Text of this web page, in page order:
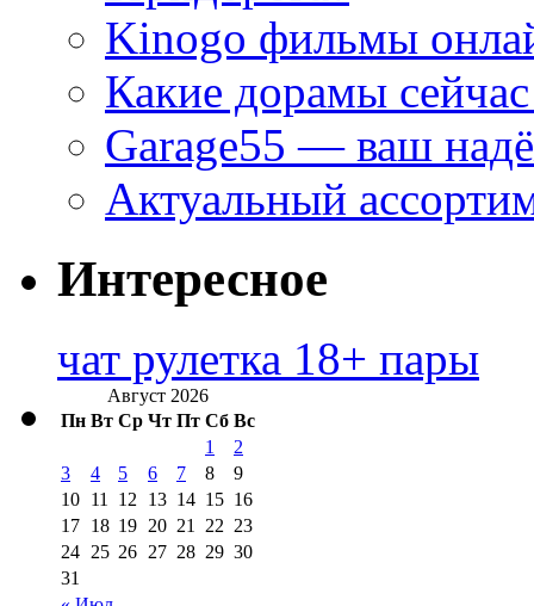
Kinogo фильмы
Какие дорамы
Garage55 — ваш
Актуальный
Интересное
чат рулетка 18+ пары
Август 2026
Пн Вт Ср Чт Пт Сб Вс
1
2
3
4 5 6 7 8
9
10 11 12 13 14 15 16
17 18 19 20 21 22 23
24 25 26 27 28 29 30
31